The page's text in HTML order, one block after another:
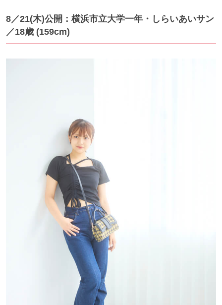
8／21(木)公開：横浜市立大学一年・しらいあいサン
／18歳 (159cm)